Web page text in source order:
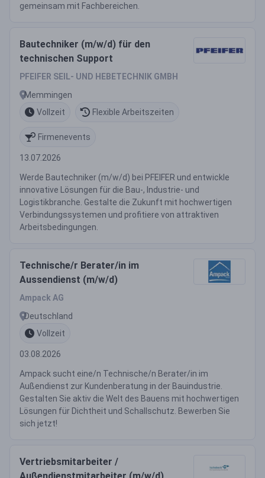
gemeinsam mit Fachbereichen.
Bautechniker (m/w/d) für den
technischen Support
PFEIFER SEIL- UND HEBETECHNIK GMBH
Memmingen
Vollzeit
Flexible Arbeitszeiten
Firmenevents
13.07.2026
Werde Bautechniker (m/w/d) bei PFEIFER und entwickle
innovative Lösungen für die Bau-, Industrie- und
Logistikbranche. Gestalte die Zukunft mit hochwertigen
Verbindungssystemen und profitiere von attraktiven
Arbeitsbedingungen.
Technische/r Berater/in im
Aussendienst (m/w/d)
Ampack AG
Deutschland
Vollzeit
03.08.2026
Ampack sucht eine/n Technische/n Berater/in im
Außendienst zur Kundenberatung in der Bauindustrie.
Gestalten Sie aktiv die Welt des Bauens mit hochwertigen
Lösungen für Dichtheit und Schallschutz. Bewerben Sie
sich jetzt!
Vertriebsmitarbeiter /